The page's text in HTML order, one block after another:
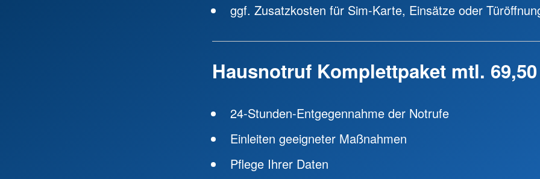
ggf. Zusatzkosten für Sim-Karte, Einsätze oder
Hausnotruf Komplettpaket mtl.
24-Stunden-Entgegennahme der Notrufe
Einleiten geeigneter Maßnahmen
Pflege Ihrer Daten